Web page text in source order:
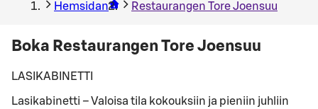
Hemsidan
Restaurangen Tore Joensuu
Boka Restaurangen Tore Joensuu
LASIKABINETTI
Lasikabinetti – Valoisa tila kokouksiin ja pieniin juhliin